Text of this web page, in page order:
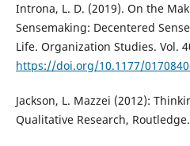
Introna, L. D. (2019). On the
Sensemaking: Decentered
Life. Organization Studies. Vol.
https://doi.org/10.1177/
Jackson, L. Mazzei (2012):
Qualitative Research, Routledge.